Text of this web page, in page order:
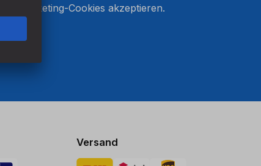
Marketing-Cookies akzeptieren.
Versand